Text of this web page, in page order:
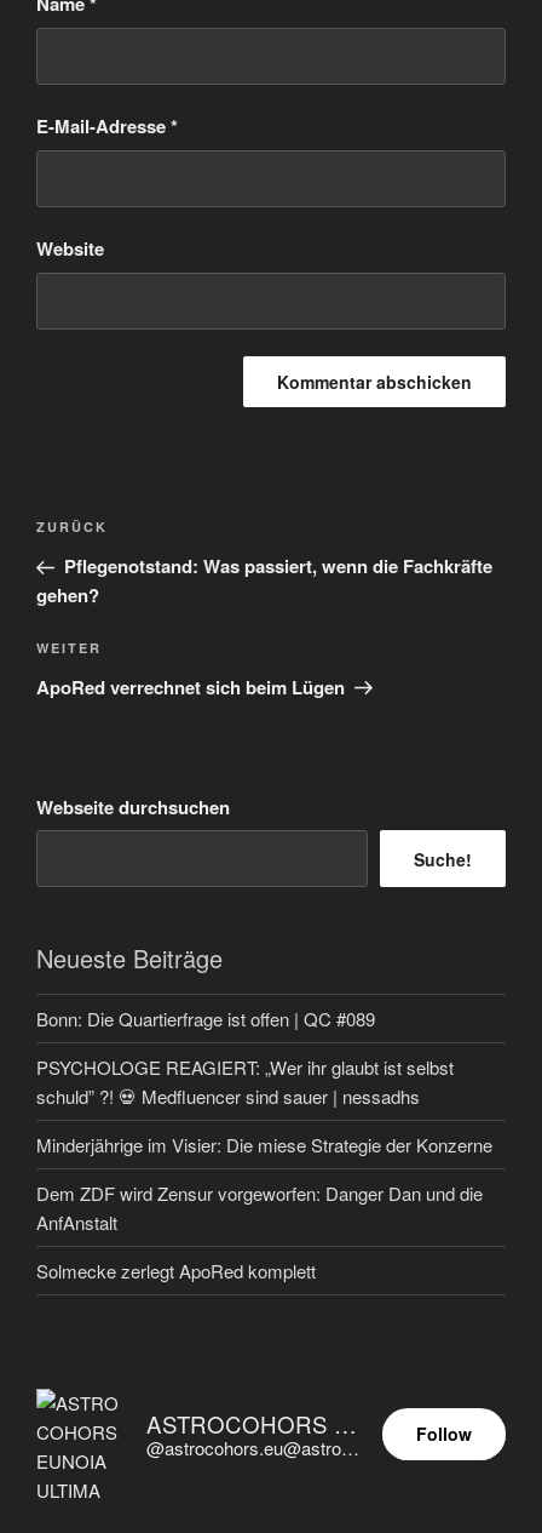
E-Mail-Adresse*
Website
Beitragsnavigation
Vorheriger
Beitrag
ZURÜCK
Pflegenotstand: Was passiert, wenn die Fachkräfte
gehen?
Nächster
Beitrag
WEITER
ApoRed verrechnet sich beim Lügen
Webseite durchsuchen
Suche!
Neueste Beiträge
Bonn: Die Quartierfrage ist offen | QC #089
PSYCHOLOGE REAGIERT: „Wer ihr glaubt ist selbst
schuld” ?! 💀 Medfluencer sind sauer | nessadhs
Minderjährige im Visier: Die miese Strategie der Konzerne
Dem ZDF wird Zensur vorgeworfen: Danger Dan und die
AnfAnstalt
Solmecke zerlegt ApoRed komplett
ASTROCOHORS EUNOIA ULTIMA
@astrocohors.eu@astrocohors.eu
Follow